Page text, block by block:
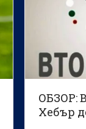
ОБЗОР:
Хебър